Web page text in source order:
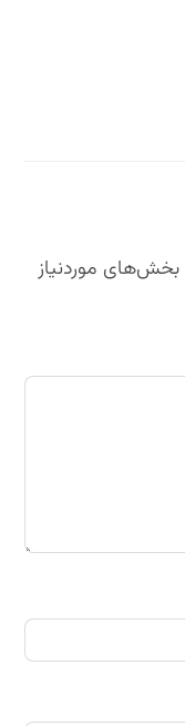
بخش‌های موردنیاز